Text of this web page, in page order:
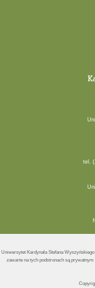
tel.
Uniwersytet Kardynała Stefana
zawarte na tych podstronach są